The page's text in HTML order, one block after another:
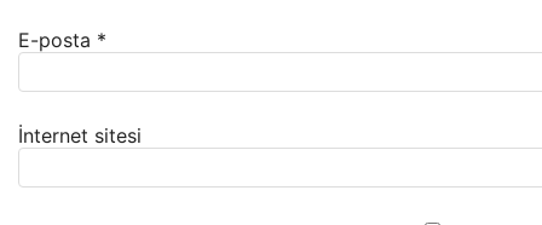
E-posta *
İnternet sitesi